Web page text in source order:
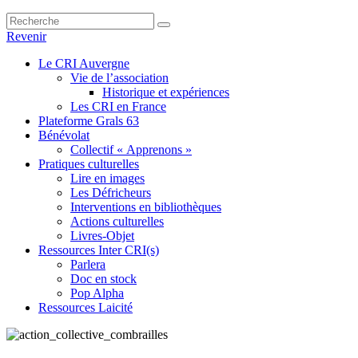
Revenir
Le CRI Auvergne
Vie de l’association
Historique et expériences
Les CRI en France
Plateforme Grals 63
Bénévolat
Collectif « Apprenons »
Pratiques culturelles
Lire en images
Les Défricheurs
Interventions en bibliothèques
Actions culturelles
Livres-Objet
Ressources Inter CRI(s)
Parlera
Doc en stock
Pop Alpha
Ressources Laicité